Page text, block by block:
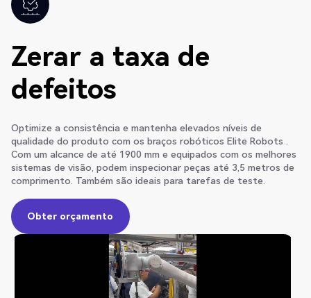
Zerar a taxa de
defeitos
Optimize a consistência e mantenha elevados níveis de
qualidade do produto com os braços robóticos Elite Robots .
Com um alcance de até 1900 mm e equipados com os melhores
sistemas de visão, podem inspecionar peças até 3,5 metros de
comprimento. Também são ideais para tarefas de teste.
Obter orçamento
Obter orçamento